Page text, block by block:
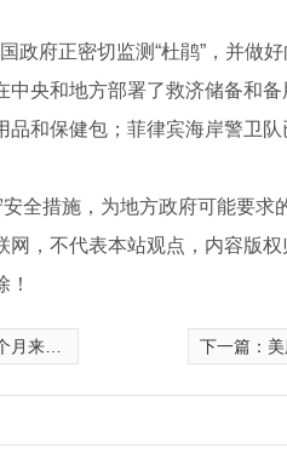
府正密切监测“杜鹃”，并做好
央和地方部署了救济储备和备
和保健包；菲律宾海岸警卫
措施，为地方政府可能要求
，不代表本站观点，内容版
*低点 下一篇：